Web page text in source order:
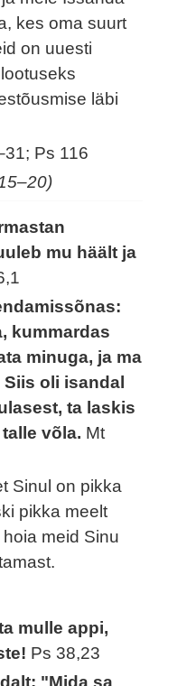
kes oma suurt
on uuesti
läbi
Ps 116
mu häält ja
kummardas
minuga, ja ma
oli isandal
ta laskis
võla. Mt
Sinul on pikka
pikka meelt
meid Sinu
mulle appi,
Ps 38,23
"Mida sa